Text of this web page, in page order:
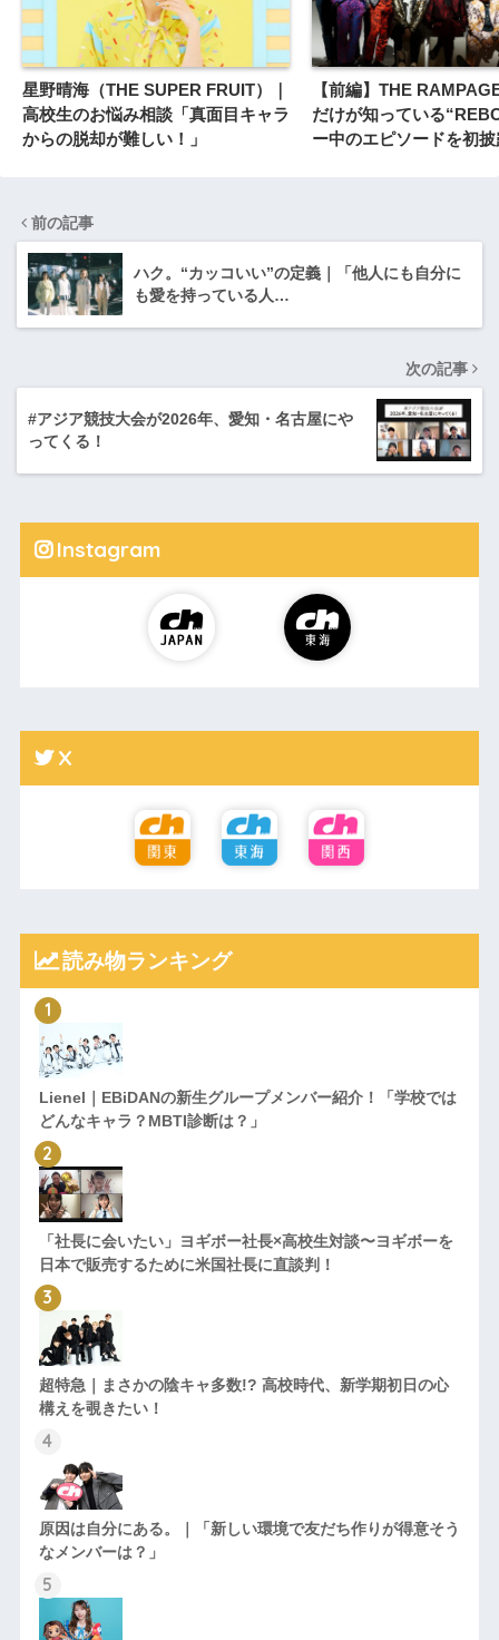
星野晴海（THE SUPER FRUIT）｜
高校生のお悩み相談「真面目キャラ
からの脱却が難しい！」
【前編】THE
だけが知っている
ー中のエピソードを初
前の記事
ハク。“カッコいい”の定義｜「他人にも自分に
も愛を持っている人…
次の記事
#アジア競技大会が2026年、愛知・名古屋にや
ってくる！
Instagram
X
読み物ランキング
Lienel｜EBiDANの新生グループメンバー紹介！「学校では
どんなキャラ？MBTI診断は？」
「社長に会いたい」ヨギボー社長×高校生対談〜ヨギボーを
日本で販売するために米国社長に直談判！
超特急｜まさかの陰キャ多数!? 高校時代、新学期初日の心
構えを覗きたい！
原因は自分にある。｜「新しい環境で友だち作りが得意そう
なメンバーは？」